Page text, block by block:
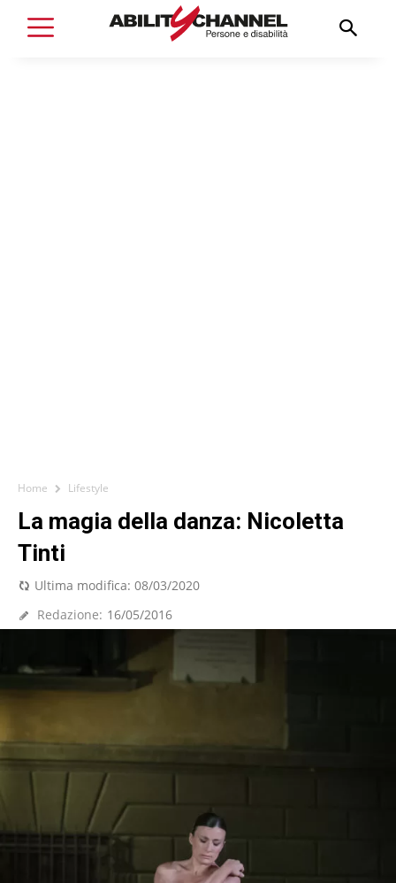
Home Lifestyle
La magia della danza: Nicoletta
Tinti
Ultima modifica: 08/03/2020
Redazione: 16/05/2016